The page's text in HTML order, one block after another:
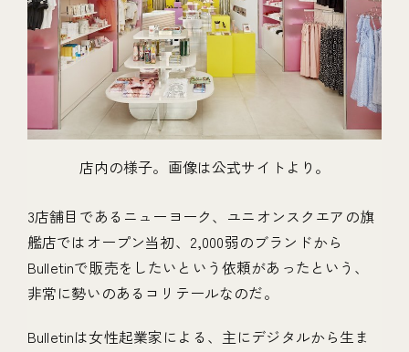
店内の様子。画像は公式サイトより。
3店舗目であるニューヨーク、ユニオンスクエアの旗
艦店ではオープン当初、2,000弱のブランドから
Bulletinで販売をしたいという依頼があったという、
非常に勢いのあるコリテールなのだ。
Bulletinは女性起業家による、主にデジタルから生ま